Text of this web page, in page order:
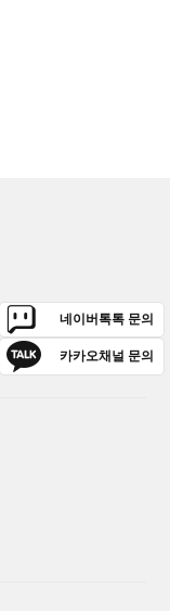
네이버톡톡 문의
카카오채널 문의